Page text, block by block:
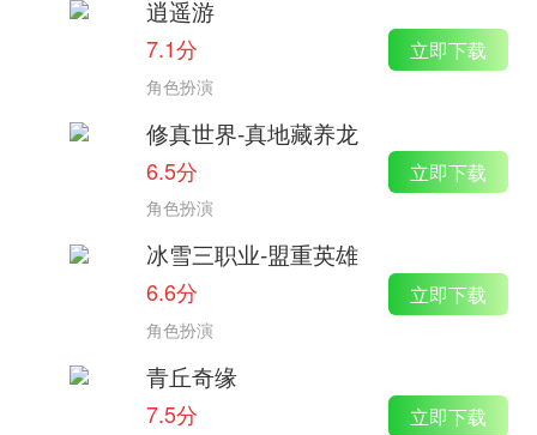
逍遥游
7.1分
角色扮演
立即下载
修真世界-真地藏养龙
6.5分
角色扮演
立即下载
冰雪三职业-盟重英雄
6.6分
角色扮演
立即下载
青丘奇缘
7.5分 立即下载